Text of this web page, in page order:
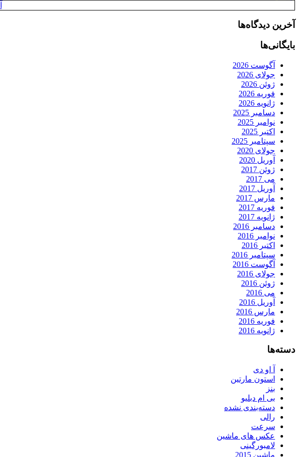
آخرین دیدگاه‌ها
بایگانی‌ها
آگوست 2026
جولای 2026
ژوئن 2026
فوریه 2026
ژانویه 2026
دسامبر 2025
نوامبر 2025
اکتبر 2025
سپتامبر 2025
جولای 2020
آوریل 2020
ژوئن 2017
می 2017
آوریل 2017
مارس 2017
فوریه 2017
ژانویه 2017
دسامبر 2016
نوامبر 2016
اکتبر 2016
سپتامبر 2016
آگوست 2016
جولای 2016
ژوئن 2016
می 2016
آوریل 2016
مارس 2016
فوریه 2016
ژانویه 2016
دسته‌ها
آ او دی
استون مارتین
بنز
بی ام دبلیو
دسته‌بندی نشده
رالی
سرعت
عکس های ماشین
لامبورگینی
ماشین 2015